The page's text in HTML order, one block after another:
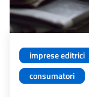
imprese editrici
consumatori